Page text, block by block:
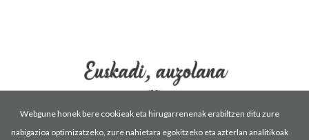
Erabilpen baldintzak Pribatutasun politika
Webgune honek bere cookieak eta hirugarrenenak erabiltzen ditu zure
nabigazioa optimizatzeko, zure nahietara egokitzeko eta azterlan analitikoak